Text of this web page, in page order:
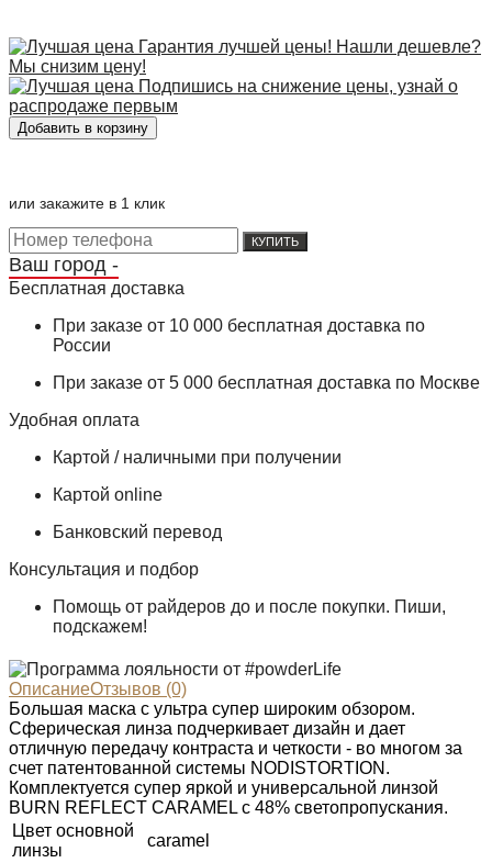
Гарантия лучшей цены! Нашли дешевле?
Мы снизим цену!
Подпишись на снижение цены, узнай о
распродаже первым
или закажите в 1 клик
КУПИТЬ
Ваш город -
Бесплатная доставка
При заказе от 10 000 бесплатная доставка по
России
При заказе от 5 000 бесплатная доставка по Москве
Удобная оплата
Картой / наличными при получении
Картой online
Банковский перевод
Консультация и подбор
Помощь от райдеров до и после покупки. Пиши,
подскажем!
ОписаниеОтзывов (0)
Большая маска с ультра супер широким обзором.
Сферическая линза подчеркивает дизайн и дает
отличную передачу контраста и четкости - во многом за
счет патентованной системы NODISTORTION.
Комплектуется супер яркой и универсальной линзой
BURN REFLECT CARAMEL c 48% светопропускания.
Цвет основной
линзы
caramel